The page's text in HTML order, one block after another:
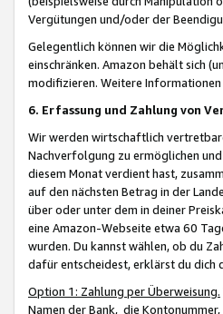
Vergütungen und/oder der
Gelegentlich können wir die
einschränken. Amazon behält sich
modifizieren. Weitere
6. Erfassung und Zahlung von
Wir werden wirtschaftlich
Nachverfolgung zu ermöglichen
diesem Monat verdient hast,
auf den nächsten Betrag in der
über oder unter dem in deiner
eine Amazon-Webseite etwa 60
wurden. Du kannst wählen, ob du
dafür entscheidest, erklärst du dich
Option 1: Zahlung per Überweisung.
Namen der Bank, die